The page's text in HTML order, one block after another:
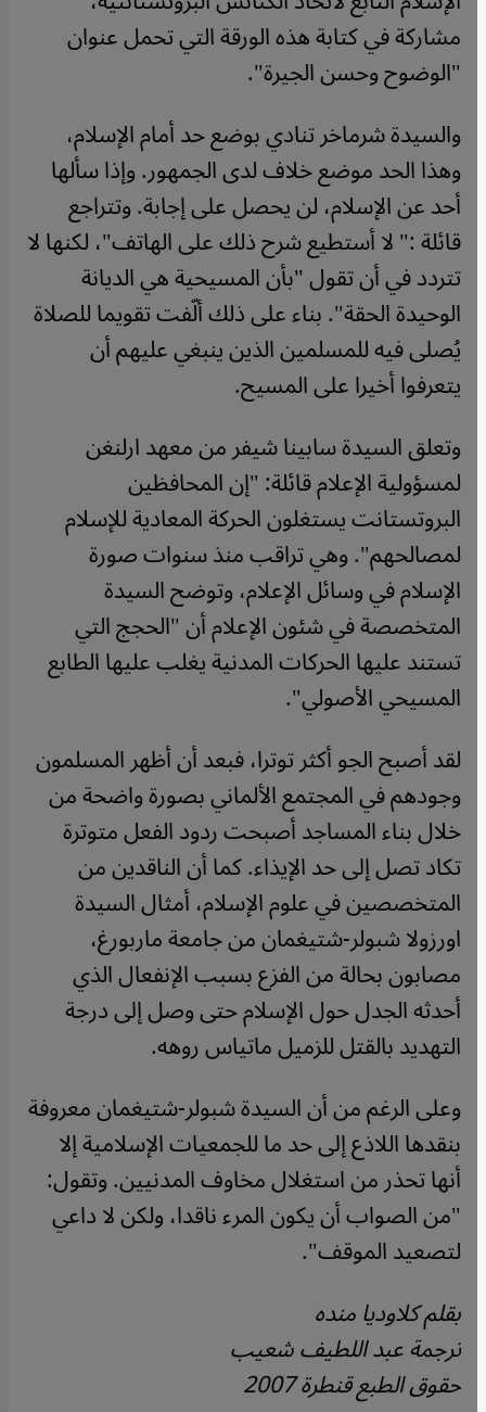
مشاركة في كتابة هذه الورقة التي تحمل عنوان
"الوضوح وحسن الجيرة".
والسيدة شرماخر تنادي بوضع حد أمام الإسلام،
وهذا الحد موضع خلاف لدى الجمهور. وإذا سألها
أحد عن الإسلام، لن يحصل على إجابة. وتتراجع
قائلة :" لا أستطيع شرح ذلك على الهاتف"، لكنها لا
تتردد في أن تقول "بأن المسيحية هي الديانة
الوحيدة الحقة". بناء على ذلك ألّفت تقويما للصلاة
يُصلى فيه للمسلمين الذين ينبغي عليهم أن
يتعرفوا أخيرا على المسيح.
وتعلق السيدة سابينا شيفر من معهد ارلنغن
لمسؤولية الإعلام قائلة: "إن المحافظين
البروتستانت يستغلون الحركة المعادية للإسلام
لمصالحهم". وهي تراقب منذ سنوات صورة
الإسلام في وسائل الإعلام، وتوضح السيدة
المتخصصة في شئون الإعلام أن "الحجج التي
تستند عليها الحركات المدنية يغلب عليها الطابع
المسيحي الأصولي".
لقد أصبح الجو أكثر توترا، فبعد أن أظهر المسلمون
وجودهم في المجتمع الألماني بصورة واضحة من
خلال بناء المساجد أصبحت ردود الفعل متوترة
تكاد تصل إلى حد الإيذاء. كما أن الناقدين من
المتخصصين في علوم الإسلام، أمثال السيدة
اورزولا شبولر-شتيغمان من جامعة ماربورغ،
مصابون بحالة من الفزع بسبب الإنفعال الذي
أحدثه الجدل حول الإسلام حتى وصل إلى درجة
التهديد بالقتل للزميل ماتياس روهه.
وعلى الرغم من أن السيدة شبولر-شتيغمان معروفة
بنقدها اللاذع إلى حد ما للجمعيات الإسلامية إلا
أنها تحذر من استغلال مخاوف المدنيين. وتقول:
"من الصواب أن يكون المرء ناقدا، ولكن لا داعي
لتصعيد الموقف".
بقلم كلاوديا منده
ترجمة عبد اللطيف شعيب
حقوق الطبع قنطرة 2007